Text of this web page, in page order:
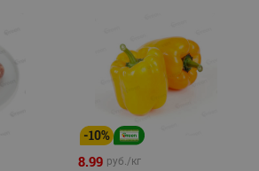
-10%
8.99 руб./кг